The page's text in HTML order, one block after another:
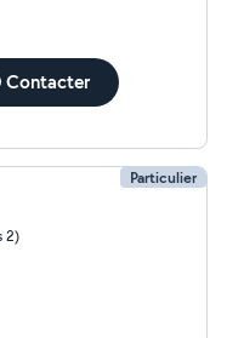
Contacter
Particulier
2)